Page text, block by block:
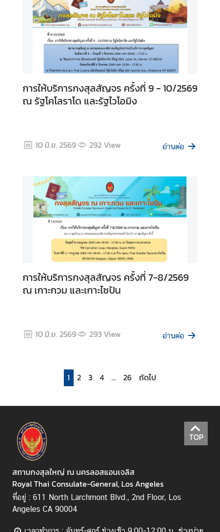
การให้บริการกงสุลสัญจร ครั้งที่ 9 - 10/2569
ณ รัฐโคโลราโด และรัฐไวโอมิง
10 มิ.ย. 2569 292View อ่านต่อ
การให้บริการกงสุลสัญจร ครั้งที่ 7-8/2569
ณ เกาะกวม และเกาะไซปัน
10 มิ.ย. 2569 293View อ่านต่อ
1 2 3 4 ... 26 ถัดไป
TOP
สถานกงสุลใหญ่ ณ นครลอสแอนเจลิส
Royal Thai Consulate-General, Los Angeles
ที่อยู่ : 611 North Larchmont Blvd., 2nd Floor, Los
Angeles CA 90004